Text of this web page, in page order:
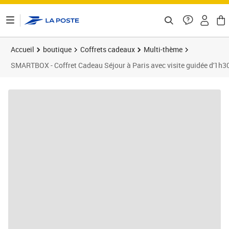
Accueil boutique Coffrets cadeaux
Multi-thème
SMARTBOX - Coffret Cadeau Séjour à Paris avec visite guidée